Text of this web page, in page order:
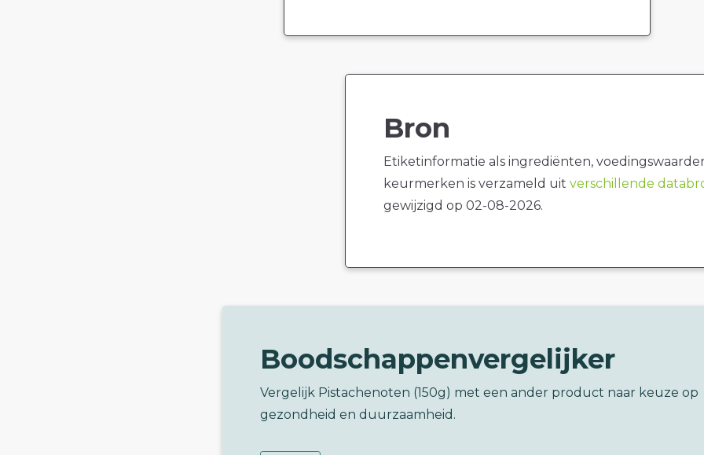
Bron
Etiketinformatie als ingrediënten,
keurmerken is verzameld uit verschillende
gewijzigd op 02-08-2026.
Boodschappenvergelijker
Vergelijk Pistachenoten (150g) met een ander product naar keuze op
gezondheid en duurzaamheid.